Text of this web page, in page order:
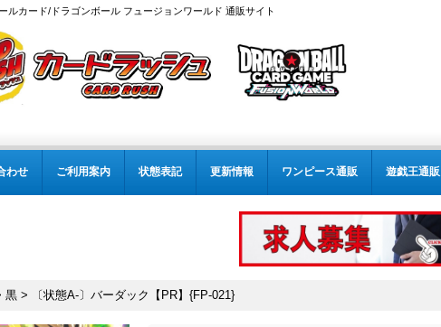
ルカード/ドラゴンボール フュージョンワールド 通販サイト
わせ ご利用案内 状態表記 更新情報 ワンピース通販 遊戯王通販
黒 > 〔状態A-〕バーダック【PR】{FP-021}